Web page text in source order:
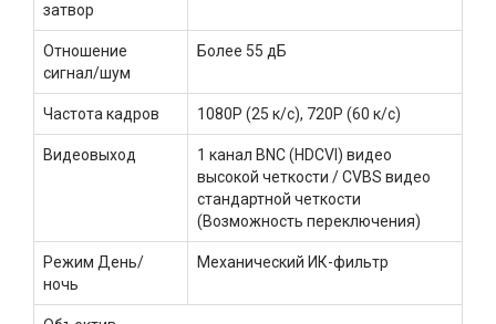
затвор
Отношение
сигнал/шум
Более 55 дБ
Частота кадров 1080P (25 к/с), 720P (60 к/с)
Видеовыход
1 канал BNC (HDCVI) видео
высокой четкости / CVBS видео
стандартной четкости
(Возможность переключения)
Режим День/
ночь
Механический ИК-фильтр